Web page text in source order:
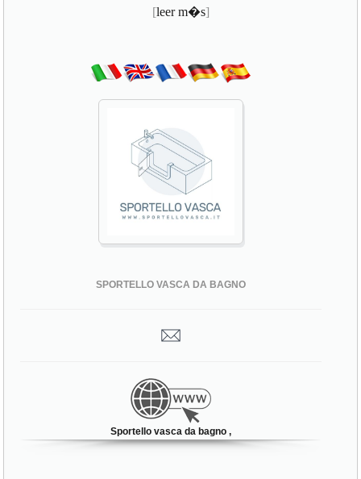
[leer m�s]
SPORTELLO VASCA DA BAGNO
Sportello vasca da bagno ,